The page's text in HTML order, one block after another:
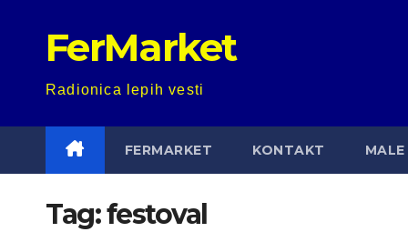
FerMarket
Radionica lepih vesti
FERMARKET KONTAKT MALE
Tag:festoval